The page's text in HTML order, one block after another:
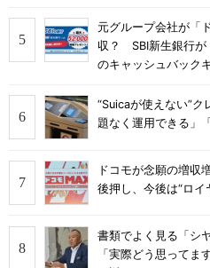
元グループ会社が「
収？ SBI新生銀行が
のキャッシュバック
“Suicaが使えない”
題なく運用できる」
ドコモが念願の増
後押し、今後は“ロイ
書類でよく見る「シ
「実際どう思ってま